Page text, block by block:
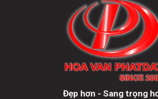
Đẹp hơn - Sang trọng